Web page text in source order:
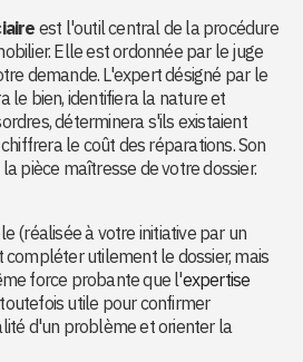
est l'outil central de la procédure
Elle est ordonnée par le juge
demande. L'expert désigné par le
le bien, identifiera la nature et
déterminera s'ils existaient
le coût des réparations. Son
pièce maîtresse de votre dossier.
(réalisée à votre initiative par un
utilement le dossier, mais
force probante que l'expertise
utile pour confirmer
d'un problème et orienter la